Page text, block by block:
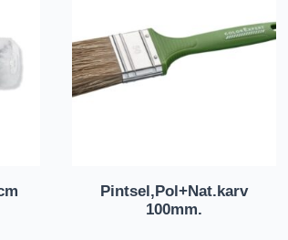
Pintsel,Pol+Nat.karv
100mm.